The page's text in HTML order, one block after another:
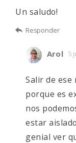
Un saludo!
Responder
Arol 5
Salir de ese
porque es
nos
estar
genial ver